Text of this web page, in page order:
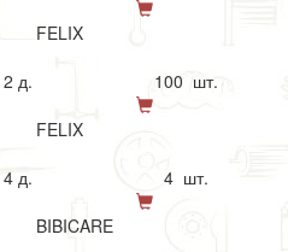
FELIX
2 д.
100 шт.
FELIX
4 д.
4 шт.
BIBICARE